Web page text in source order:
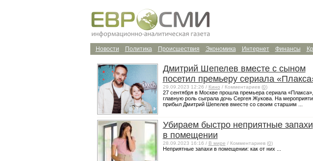
Финансы
Интернет
Экономика
Происшествия
Политика
Новости
Дмитрий Шепелев вместе с сыном
посетил премьеру сериала
29.09.2023 12:26 / Кино / Комментариев (0)
27 сентября в Москве прошла премьера сериала
главную роль сыграла дочь Сергея Жукова. На
прибыл Дмитрий Шепелев вместе со своим старшим ...
Убираем быстро неприятные запахи
в помещении
28.09.2023 16:16 / В мире / Комментариев (0)
Неприятные запахи в помещении: как от них ...